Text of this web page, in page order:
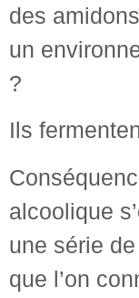
des
un
?
Ils
alcoolique
une série
que l’on